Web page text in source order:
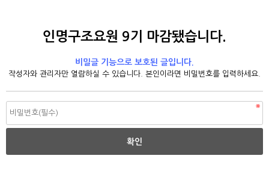
인명구조요원 9기 마감됐습니다.
비밀글 기능으로 보호된 글입니다.
작성자와 관리자만 열람하실 수 있습니다. 본인이라면 비밀번호를 입력하세요.